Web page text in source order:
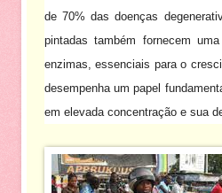
de 70% das doenças
pintadas também fornecem
enzimas, essenciais para o
desempenha um papel
em elevada concentração e sua